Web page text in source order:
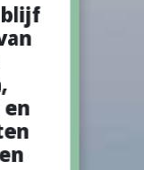
blijf